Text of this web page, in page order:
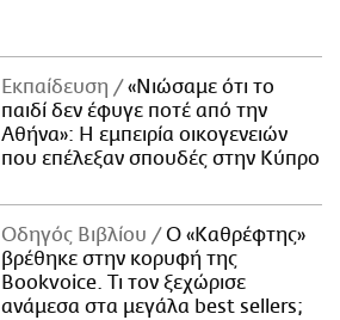
Εκπαίδευση
«Νιώσαμε ότι το
παιδί δεν έφυγε ποτέ από την
Αθήνα»: Η εμπειρία οικογενειών
που επέλεξαν σπουδές στην Κύπρο
Οδηγός Βιβλίου
Ο «Καθρέφτης»
βρέθηκε στην κορυφή της
Bookvoice. Τι τον ξεχώρισε
ανάμεσα στα μεγάλα best sellers;